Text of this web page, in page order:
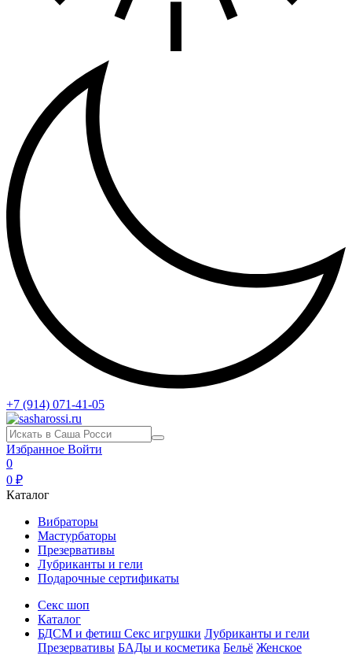
+7 (914) 071-41-05
Избранное Войти
0
0 ₽
Каталог
Вибраторы
Мастурбаторы
Презервативы
Лубриканты и гели
Подарочные сертификаты
Секс шоп
Каталог
БДСМ и фетиш Секс игрушки Лубриканты и гели
Презервативы БАДы и косметика Бельё Женское